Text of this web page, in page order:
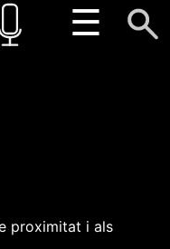
☰
proximitat i als